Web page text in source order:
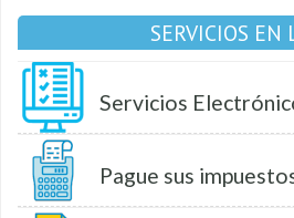
SERVICIOS EN
Servicios
Pague sus